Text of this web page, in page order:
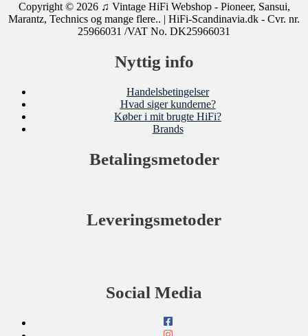
Copyright © 2026 ♫ Vintage HiFi Webshop - Pioneer, Sansui,
Marantz, Technics og mange flere.. | HiFi-Scandinavia.dk - Cvr. nr.
25966031 /VAT No. DK25966031
Nyttig info
Handelsbetingelser
Hvad siger kunderne?
Køber i mit brugte HiFi?
Brands
Betalingsmetoder
Leveringsmetoder
Social Media